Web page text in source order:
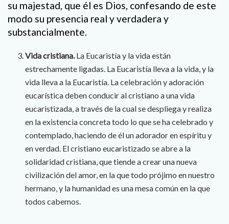
su majestad, que él es Dios, confesando de este
modo su presencia real y verdadera y
substancialmente.
Vida cristiana. La Eucaristía y la vida están
estrechamente ligadas. La Eucaristía lleva a la vida, y la
vida lleva a la Eucaristía. La celebración y adoración
eucarística deben conducir al cristiano a una vida
eucaristizada, a través de la cual se despliega y realiza
en la existencia concreta todo lo que se ha celebrado y
contemplado, haciendo de él un adorador en espíritu y
en verdad. El cristiano eucaristizado se abre a la
solidaridad cristiana, que tiende a crear una nueva
civilización del amor, en la que todo prójimo en nuestro
hermano, y la humanidad es una mesa común en la que
todos cabemos.